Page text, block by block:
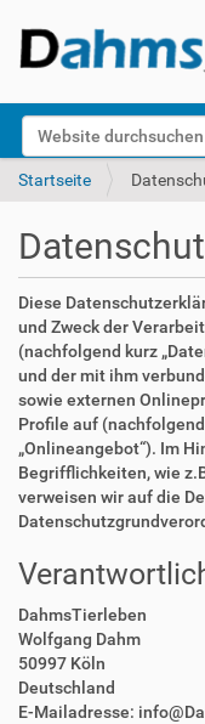
Website durchsuchen
k
Startseite
Diese
und Zweck der
(nachfolgend kurz
und der mit ihm
sowie externen
Profile auf
„Onlineangebot“). Im
Begrifflichkeiten, wie
verweisen wir auf die
DahmsTierleben
Wolfgang Dahm
50997 Köln
Deutschland
E-Mailadresse: